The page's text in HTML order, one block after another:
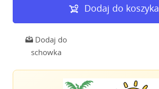
Dodaj do koszyka
Dodaj do
schowka